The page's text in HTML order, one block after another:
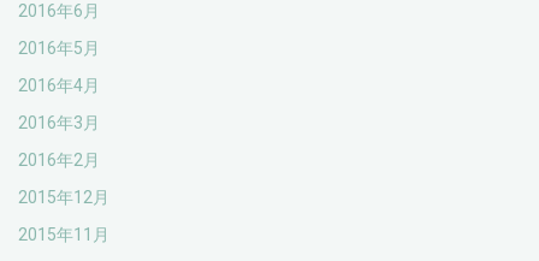
2016年6月
2016年5月
2016年4月
2016年3月
2016年2月
2015年12月
2015年11月